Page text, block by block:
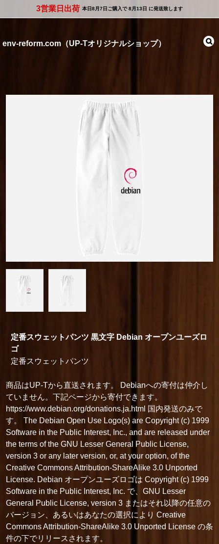
3営業日出荷 本日8月7日 ご購入で8月13日 に発送致します
env-reform.com（UP-Tオリジナルショップ）
定番スウェットパンツ 黒文字 Debian オープンユーズロ
ゴ
定番スウェットパンツ
商品はUP-Tから直送されます。 Debianへの寄付は仲介し
ていません。下記ページから寄付できます。
https://www.debian.org/donations.ja.html 国内発送のみで
す。 The Debian Open Use Logo(s) are Copyright (c) 1999
Software in the Public Interest, Inc., and are released under
the terms of the GNU Lesser General Public License,
version 3 or any later version, or, at your option, of the
Creative Commons Attribution-ShareAlike 3.0 Unported
License. Debian オープンユーズロゴは Copyright (c) 1999
Software in the Public Interest, Inc. で、GNU Lesser
General Public License, version 3 またはそれ以降の任意の
バージョン、あるいはあなたの選択により Creative
Commons Attribution-ShareAlike 3.0 Unported License の条
件の下でリリースされます。